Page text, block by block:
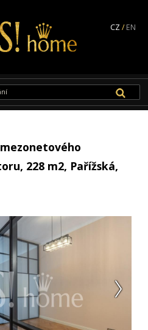
CZ/EN
228 m2, Pařížská,